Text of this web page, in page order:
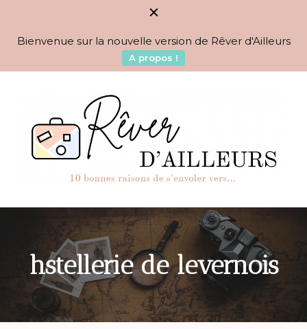
Bienvenue sur la nouvelle version de Rêver d'Ailleurs
A propos !
Rêver d'Ailleurs – 10
raisons de s'envoler vers…
BLOG VOYAGES DEPUIS 2010
hstellerie de levernois